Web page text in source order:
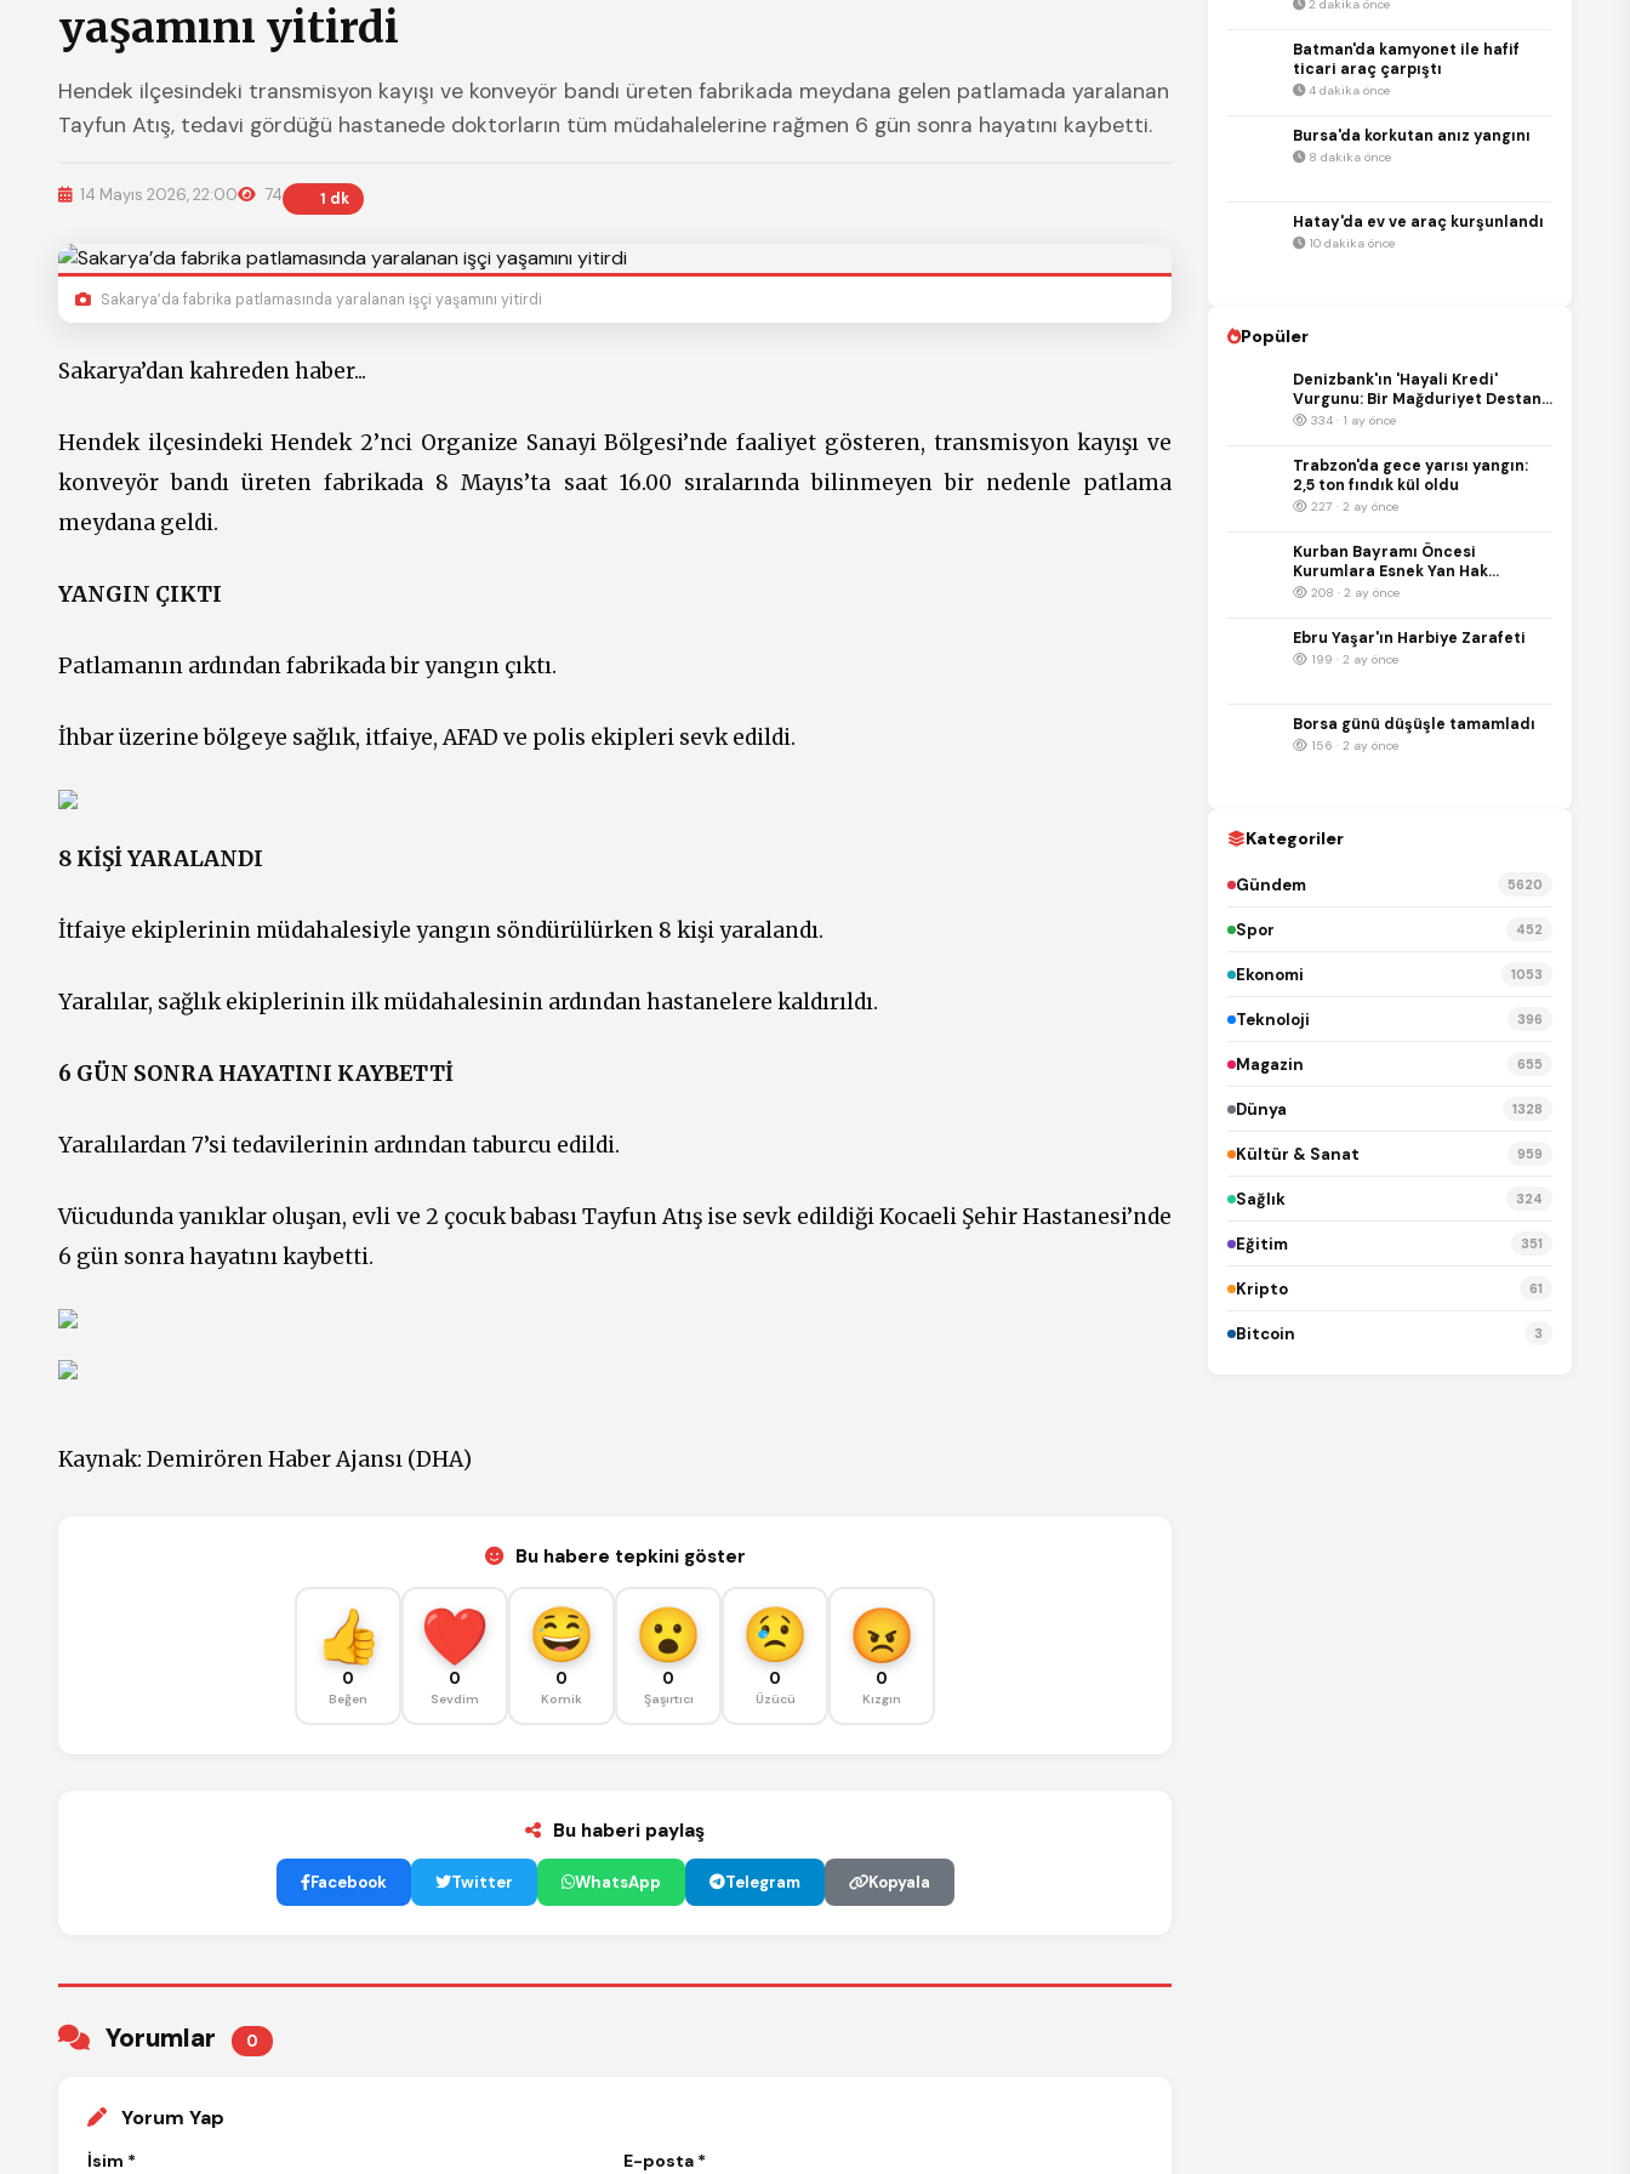
yaşamını yitirdi
Hendek ilçesindeki transmisyon kayışı ve konveyör bandı üreten fabrikada meydana gelen patlamada yaralanan
Tayfun Atış, tedavi gördüğü hastanede doktorların tüm müdahalelerine rağmen 6 gün sonra hayatını kaybetti.
14 Mayıs 2026, 22:00 74 1 dk
Sakarya’da fabrika patlamasında yaralanan işçi yaşamını yitirdi
Sakarya’dan kahreden haber...
Hendek ilçesindeki Hendek 2’nci Organize Sanayi Bölgesi’nde faaliyet gösteren, transmisyon kayışı ve
konveyör bandı üreten fabrikada 8 Mayıs’ta saat 16.00 sıralarında bilinmeyen bir nedenle patlama
meydana geldi.
YANGIN ÇIKTI
Patlamanın ardından fabrikada bir yangın çıktı.
İhbar üzerine bölgeye sağlık, itfaiye, AFAD ve polis ekipleri sevk edildi.
8 KİŞİ YARALANDI
İtfaiye ekiplerinin müdahalesiyle yangın söndürülürken 8 kişi yaralandı.
Yaralılar, sağlık ekiplerinin ilk müdahalesinin ardından hastanelere kaldırıldı.
6 GÜN SONRA HAYATINI KAYBETTİ
Yaralılardan 7’si tedavilerinin ardından taburcu edildi.
Vücudunda yanıklar oluşan, evli ve 2 çocuk babası Tayfun Atış ise sevk edildiği Kocaeli Şehir Hastanesi’nde
6 gün sonra hayatını kaybetti.
Kaynak: Demirören Haber Ajansı (DHA)
Bu habere tepkini göster
0
Beğen
0
Sevdim
0
Komik
0
Şaşırtıcı
0
Üzücü
0
Kızgın
Bu haberi paylaş
Facebook Twitter WhatsApp Telegram Kopyala
Yorumlar 0
Yorum Yap
İsim * E-posta *
2 dakika önce
Batman'da kamyonet ile hafif
ticari araç çarpıştı
4 dakika önce
Bursa'da korkutan anız yangını
8 dakika önce
Hatay'da ev ve araç kurşunlandı
10 dakika önce
Popüler
Denizbank'ın 'Hayali Kredi'
Vurgunu: Bir Mağduriyet Destanı
ve Bankacılık Skandalı!
334 · 1 ay önce
Trabzon'da gece yarısı yangın:
2,5 ton fındık kül oldu
227 · 2 ay önce
Kurban Bayramı Öncesi
Kurumlara Esnek Yan Hak
Çözümü: A101 Hediye Kartı
208 · 2 ay önce
Ebru Yaşar'ın Harbiye Zarafeti
199 · 2 ay önce
Borsa günü düşüşle tamamladı
156 · 2 ay önce
Kategoriler
Gündem 5620
Spor 452
Ekonomi 1053
Teknoloji 396
Magazin 655
Dünya 1328
Kültür & Sanat 959
Sağlık 324
Eğitim 351
Kripto 61
Bitcoin 3